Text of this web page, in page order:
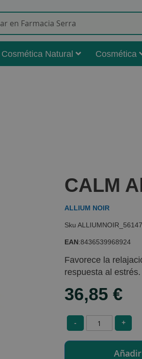
Cosmética Natural Cosmética
CALM
ALLIUM NOIR
EAN:8436539968924
Favorece la
respuesta al estrés.
36,85 €
- +